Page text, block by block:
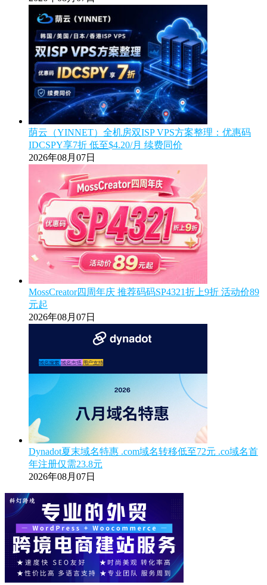
荫云（YINNET）全机房双ISP VPS方案整理：优惠码
IDCSPY享7折 低至$4.20/月 续费同价
2026年08月07日
MossCreator四周年庆 推荐码码SP4321折上9折 活动价89
元起
2026年08月07日
Dynadot夏末域名特惠 .com域名转移低至72元 .co域名首
年注册仅需23.8元
2026年08月07日